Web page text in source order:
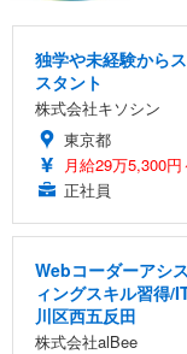
独学や未経験から
スタント
株式会社キソシン
東京都
月給29万5,300
正社員
Webコーダーアシ
ィングスキル習得/
川区西五反田
株式会社alBee